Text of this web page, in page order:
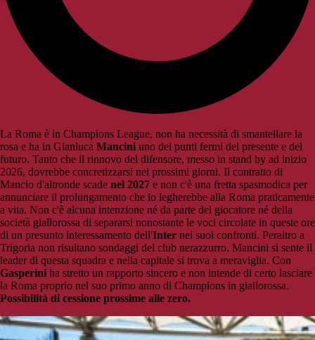
La Roma è in Champions League, non ha necessità di smantellare la
rosa e ha in Gianluca Mancini uno dei punti fermi del presente e del
futuro. Tanto che il rinnovo del difensore, messo in stand by ad inizio
2026, dovrebbe concretizzarsi nei prossimi giorni. Il contratto di
Mancio d'altronde scade nel 2027 e non c'è una fretta spasmodica per
annunciare il prolungamento che lo legherebbe alla Roma praticamente
a vita. Non c'è alcuna intenzione né da parte del giocatore né della
società giallorossa di separarsi nonostante le voci circolate in queste ore
di un presunto interessamento dell'Inter nei suoi confronti. Peraltro a
Trigoria non risultano sondaggi del club nerazzurro. Mancini si sente il
leader di questa squadra e nella capitale si trova a meraviglia. Con
Gasperini ha stretto un rapporto sincero e non intende di certo lasciare
la Roma proprio nel suo primo anno di Champions in giallorossa.
Possibilità di cessione prossime alle zero.